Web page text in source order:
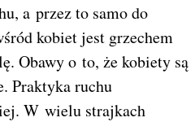
a przez to samo do
kobiet jest grzechem
Obawy o to, że kobiety są
Praktyka ruchu
W wielu strajkach